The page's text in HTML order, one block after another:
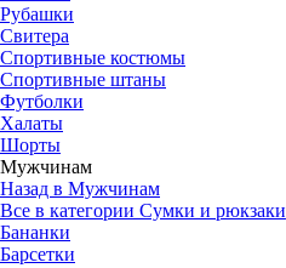
Рубашки
Свитера
Спортивные костюмы
Спортивные штаны
Футболки
Халаты
Шорты
Мужчинам
Назад в Мужчинам
Все в категории Сумки и рюкзаки
Бананки
Барсетки